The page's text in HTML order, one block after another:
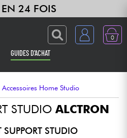
EN 24 FOIS
0
GUIDES D'ACHAT
Accessoires Home Studio
STUDIO ALCTRON
SUPPORT STUDIO